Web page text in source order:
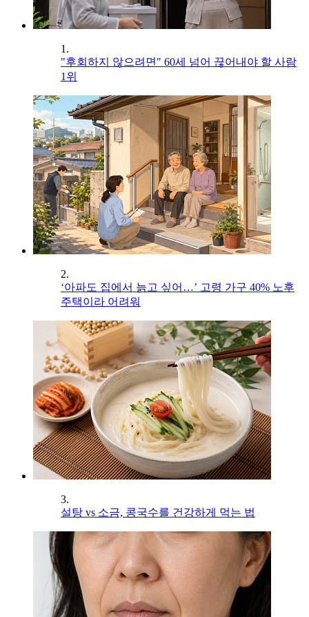
1.
"후회하지 않으려면" 60세 넘어 끊어내야 할 사람
1위
2.
‘아파도 집에서 늙고 싶어…’ 고령 가구 40% 노후
주택이라 어려워
3.
설탕 vs 소금, 콩국수를 건강하게 먹는 법